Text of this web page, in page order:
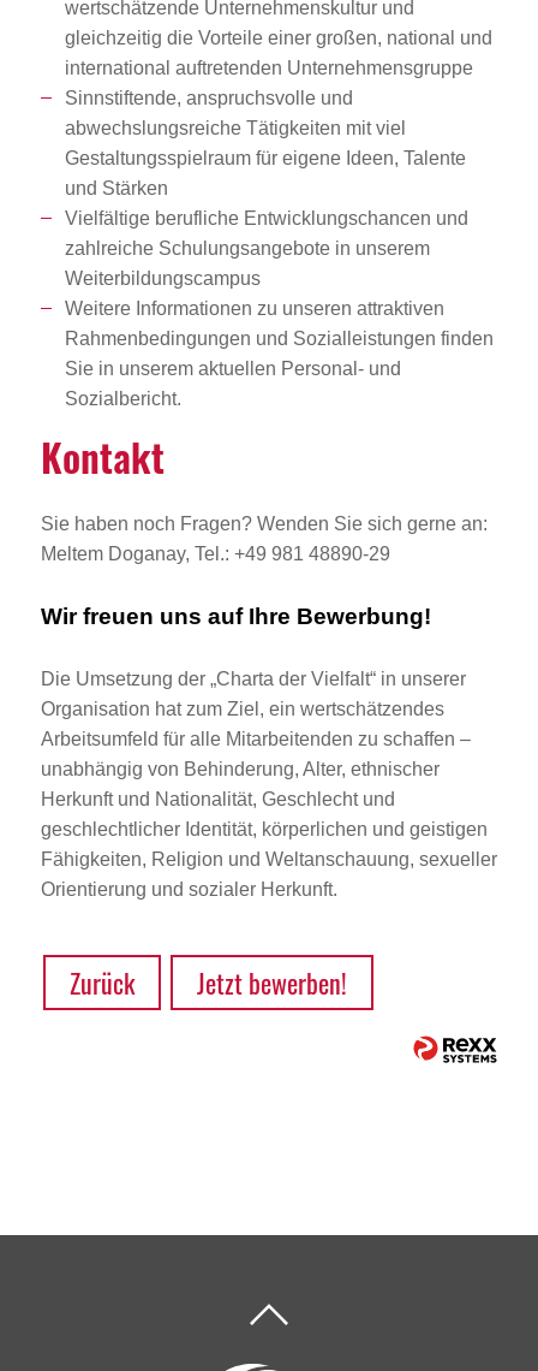
wertschätzende Unternehmenskultur und
gleichzeitig die Vorteile einer großen, national und
international auftretenden Unternehmensgruppe
Sinnstiftende, anspruchsvolle und
abwechslungsreiche Tätigkeiten mit viel
Gestaltungsspielraum für eigene Ideen, Talente
und Stärken
Vielfältige berufliche Entwicklungschancen und
zahlreiche Schulungsangebote in unserem
Weiterbildungscampus
Weitere Informationen zu unseren attraktiven
Rahmenbedingungen und Sozialleistungen finden
Sie in unserem aktuellen Personal- und
Sozialbericht.
Kontakt
Sie haben noch Fragen? Wenden Sie sich gerne an:
Meltem Doganay, Tel.: +49 981 48890-29
Wir freuen uns auf Ihre Bewerbung!
Die Umsetzung der „Charta der Vielfalt“ in unserer
Organisation hat zum Ziel, ein wertschätzendes
Arbeitsumfeld für alle Mitarbeitenden zu schaffen –
unabhängig von Behinderung, Alter, ethnischer
Herkunft und Nationalität, Geschlecht und
geschlechtlicher Identität, körperlichen und geistigen
Fähigkeiten, Religion und Weltanschauung, sexueller
Orientierung und sozialer Herkunft.
Zurück Jetzt bewerben!